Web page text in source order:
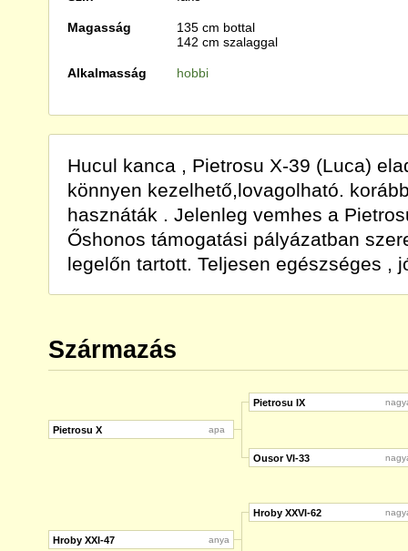
Magasság
135 cm bottal
142 cm szalaggal
Alkalmasság hobbi
Hucul kanca , Pietrosu X-39 (Luca)
könnyen kezelhető,lovagolható.
hasznáták . Jelenleg vemhes a
Őshonos támogatási pályázatban
legelőn tartott. Teljesen egészséges ,
Származás
Pietrosu X apa
Hroby XXI-47 anya
Pietrosu IX
Ousor VI-33
Hroby XXVI-62